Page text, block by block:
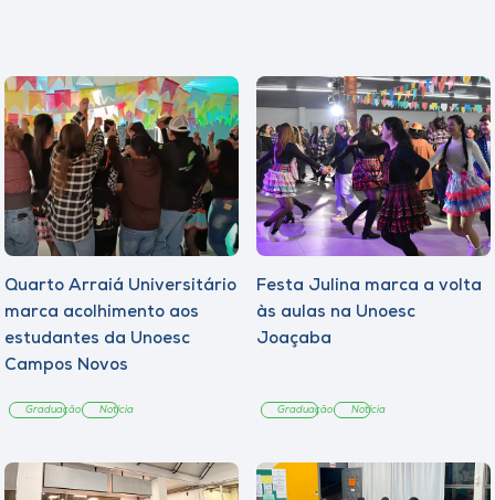
Quarto Arraiá Universitário
marca acolhimento aos
estudantes da Unoesc
Campos Novos
Graduação Notícia
Festa Julina marca a volta
às aulas na Unoesc
Joaçaba
Graduação Notícia